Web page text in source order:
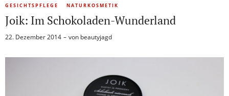
GESICHTSPFLEGE NATURKOSMETIK
Joik: Im Schokoladen-Wunderland
22. Dezember 2014 von beautyjagd